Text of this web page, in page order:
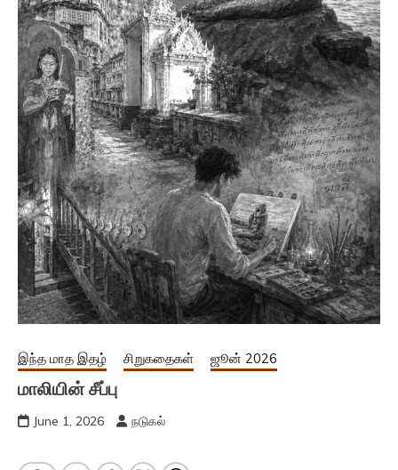
இந்த மாத இதழ் சிறுகதைகள் ஜூன் 2026
மாலியின் சீப்பு
June 1, 2026 நடுகல்